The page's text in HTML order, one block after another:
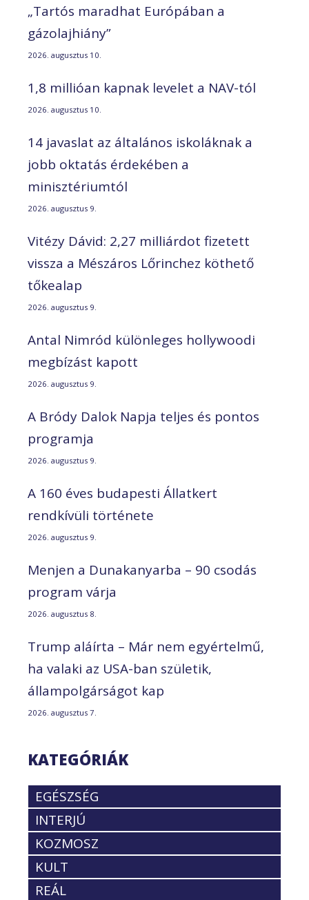
„Tartós maradhat Európában a
gázolajhiány”
2026. augusztus 10.
1,8 millióan kapnak levelet a NAV-tól
2026. augusztus 10.
14 javaslat az általános iskoláknak a
jobb oktatás érdekében a
minisztériumtól
2026. augusztus 9.
Vitézy Dávid: 2,27 milliárdot fizetett
vissza a Mészáros Lőrinchez köthető
tőkealap
2026. augusztus 9.
Antal Nimród különleges hollywoodi
megbízást kapott
2026. augusztus 9.
A Bródy Dalok Napja teljes és pontos
programja
2026. augusztus 9.
A 160 éves budapesti Állatkert
rendkívüli története
2026. augusztus 9.
Menjen a Dunakanyarba – 90 csodás
program várja
2026. augusztus 8.
Trump aláírta – Már nem egyértelmű,
ha valaki az USA-ban születik,
állampolgárságot kap
2026. augusztus 7.
KATEGÓRIÁK
EGÉSZSÉG
INTERJÚ
KOZMOSZ
KULT
REÁL